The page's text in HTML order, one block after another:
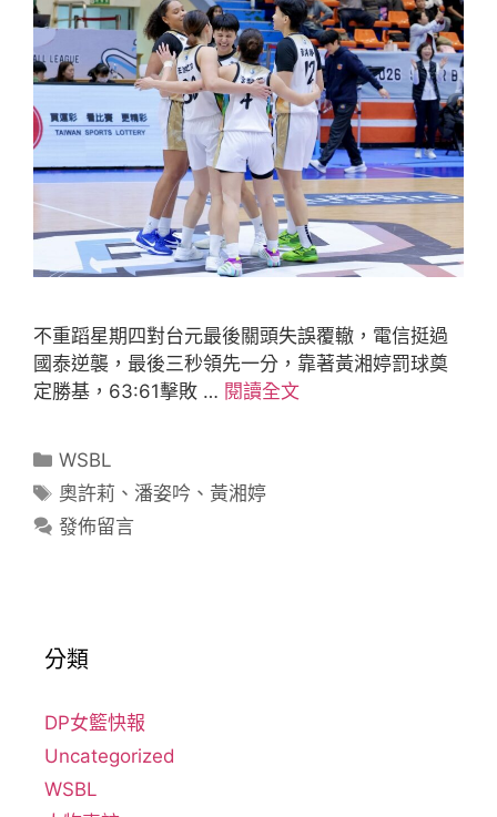
不重蹈星期四對台元最後關頭失誤覆轍，電信挺過
國泰逆襲，最後三秒領先一分，靠著黃湘婷罰球奠
定勝基，63:61擊敗 … 閱讀全文
WSBL
奧許莉 、 潘姿吟 、 黃湘婷
發佈留言
分類
DP女籃快報
Uncategorized
WSBL